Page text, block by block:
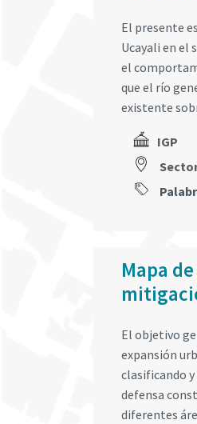
El presente
Ucayali en el
el
que el río
existente
IGP
Mapa
El objetivo
expansión
clasificando
defensa
diferentes